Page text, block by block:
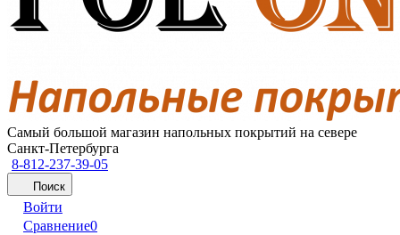
Самый большой магазин напольных покрытий на севере
Санкт-Петербурга
8-812-237-39-05
Поиск
Войти
Сравнение0